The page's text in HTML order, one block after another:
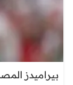
بيراميدز